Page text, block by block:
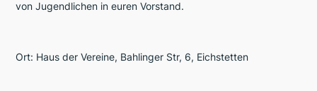
von Jugendlichen in euren Vorstand.
Ort: Haus der Vereine, Bahlinger Str, 6, Eichstetten